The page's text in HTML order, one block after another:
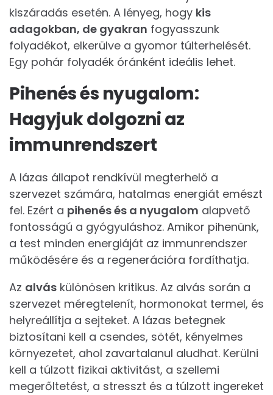
kiszáradás esetén. A lényeg, hogy kis
adagokban, de gyakran fogyasszunk
folyadékot, elkerülve a gyomor túlterhelését.
Egy pohár folyadék óránként ideális lehet.
Pihenés és nyugalom:
Hagyjuk dolgozni az
immunrendszert
A lázas állapot rendkívül megterhelő a
szervezet számára, hatalmas energiát emészt
fel. Ezért a pihenés és a nyugalom alapvető
fontosságú a gyógyuláshoz. Amikor pihenünk,
a test minden energiáját az immunrendszer
működésére és a regenerációra fordíthatja.
Az alvás különösen kritikus. Az alvás során a
szervezet méregtelenít, hormonokat termel, és
helyreállítja a sejteket. A lázas betegnek
biztosítani kell a csendes, sötét, kényelmes
környezetet, ahol zavartalanul aludhat. Kerülni
kell a túlzott fizikai aktivitást, a szellemi
megerőltetést, a stresszt és a túlzott ingereket